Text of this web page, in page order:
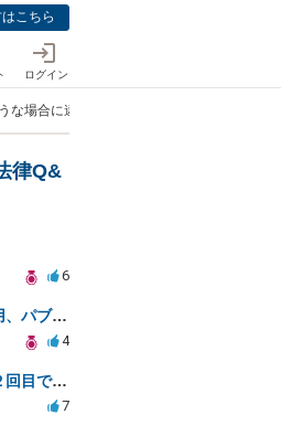
こちら
ログイン
な場合に違法になるのか」
律Q&
6
プロ野球ゲームのもじり名使用、パブリシティ権の影響は？
4
開示請求の仮処分での審尋で２回目で終わらない場合どうしたらいいですか
7